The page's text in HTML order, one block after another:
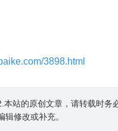
3898.html
站的原创文章，请转载时务
修改或补充。